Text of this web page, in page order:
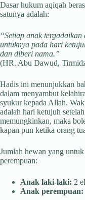
Dasar hukum aqiqah
satunya adalah:
“Setiap anak
untuknya pada hari
dan diberi nama.”
(HR. Abu Dawud,
Hadis ini menunjukkan
dalam menyambut
syukur kepada Allah.
adalah hari ketujuh
memungkinkan, maka
kapan pun ketika orang
Jumlah hewan yang
perempuan:
Anak laki-laki: 2
Anak perempuan: